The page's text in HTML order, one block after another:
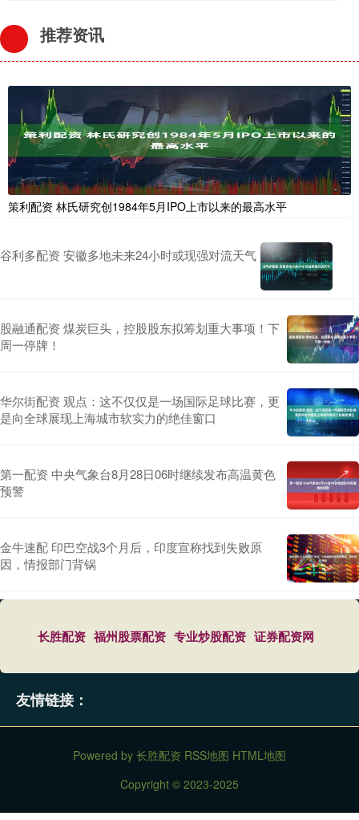
推荐资讯
策利配资 林氏研究创1984年5月IPO上市以来的最高水平
谷利多配资 安徽多地未来24小时或现强对流天气
股融通配资 煤炭巨头，控股股东拟筹划重大事项！下
周一停牌！
华尔街配资 观点：这不仅仅是一场国际足球比赛，更
是向全球展现上海城市软实力的绝佳窗口
第一配资 中央气象台8月28日06时继续发布高温黄色
预警
金牛速配 印巴空战3个月后，印度宣称找到失败原
因，情报部门背锅
长胜配资 福州股票配资 专业炒股配资 证券配资网
友情链接：
Powered by 长胜配资 RSS地图 HTML地图
Copyright © 2023-2025